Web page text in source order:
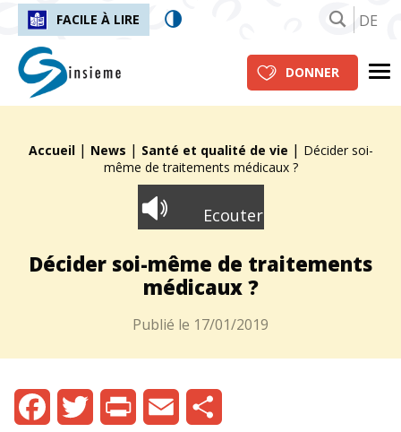
FACILE À LIRE DE
insieme.ch
DONNER
Fil d'Ariane :
Accueil | News | Santé et qualité de vie | Décider soi-
même de traitements médicaux ?
Ecouter
Décider soi-même de traitements
médicaux ?
Publié le 17/01/2019